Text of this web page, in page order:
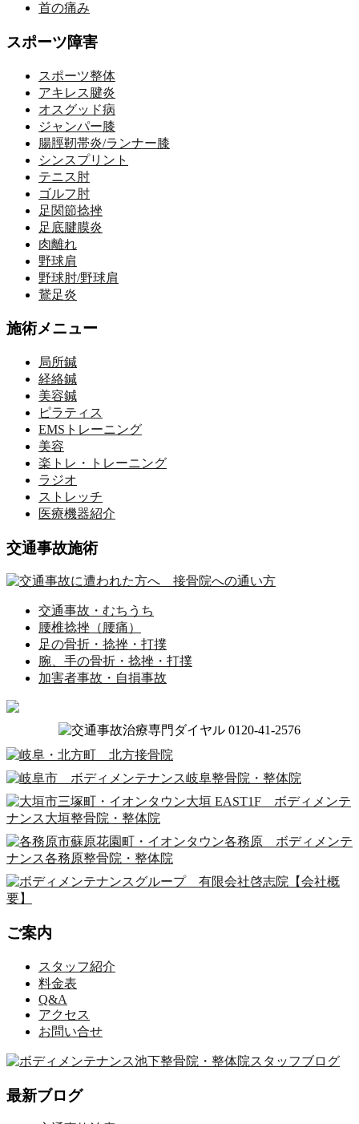
首の痛み
スポーツ障害
スポーツ整体
アキレス腱炎
オスグッド病
ジャンパー膝
腸脛靭帯炎/ランナー膝
シンスプリント
テニス肘
ゴルフ肘
足関節捻挫
足底腱膜炎
肉離れ
野球肩
野球肘/野球肩
鵞足炎
施術メニュー
局所鍼
経絡鍼
美容鍼
ピラティス
EMSトレーニング
美容
楽トレ・トレーニング
ラジオ
ストレッチ
医療機器紹介
交通事故施術
交通事故・むちうち
腰椎捻挫（腰痛）
足の骨折・捻挫・打撲
腕、手の骨折・捻挫・打撲
加害者事故・自損事故
ご案内
スタッフ紹介
料金表
Q&A
アクセス
お問い合せ
最新ブログ